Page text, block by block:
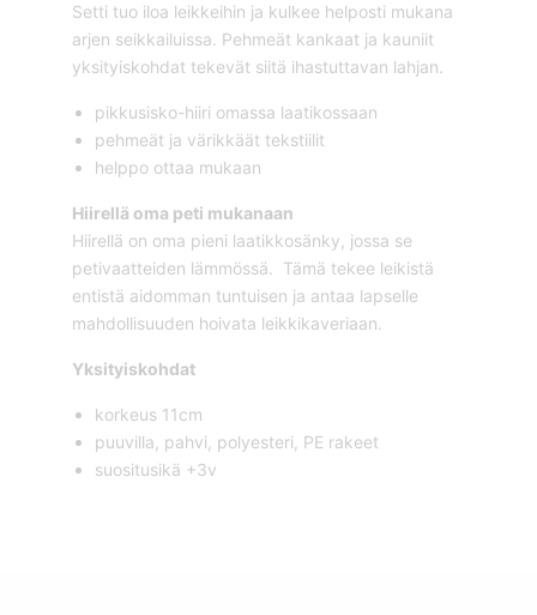
Setti tuo iloa leikkeihin ja kulkee helposti mukana
arjen seikkailuissa. Pehmeät kankaat ja kauniit
yksityiskohdat tekevät siitä ihastuttavan lahjan.
pikkusisko-hiiri omassa laatikossaan
pehmeät ja värikkäät tekstiilit
helppo ottaa mukaan
Hiirellä oma peti mukanaan
Hiirellä on oma pieni laatikkosänky, jossa se
petivaatteiden lämmössä. Tämä tekee leikistä
entistä aidomman tuntuisen ja antaa lapselle
mahdollisuuden hoivata leikkikaveriaan.
Yksityiskohdat
korkeus 11cm
puuvilla, pahvi, polyesteri, PE rakeet
suositusikä +3v